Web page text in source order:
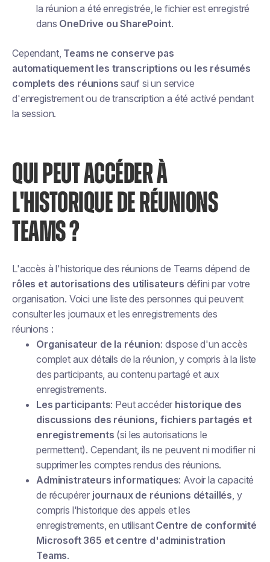
la réunion a été enregistrée, le fichier est enregistré
dans OneDrive ou SharePoint.
Cependant, Teams ne conserve pas
automatiquement les transcriptions ou les résumés
complets des réunions sauf si un service
d'enregistrement ou de transcription a été activé pendant
la session.
QUI PEUT ACCÉDER À
L'HISTORIQUE DE RÉUNIONS
TEAMS ?
L'accès à l'historique des réunions de Teams dépend de
rôles et autorisations des utilisateurs défini par votre
organisation. Voici une liste des personnes qui peuvent
consulter les journaux et les enregistrements des
réunions :
Organisateur de la réunion: dispose d'un accès
complet aux détails de la réunion, y compris à la liste
des participants, au contenu partagé et aux
enregistrements.
Les participants: Peut accéder historique des
discussions des réunions, fichiers partagés et
enregistrements (si les autorisations le
permettent). Cependant, ils ne peuvent ni modifier ni
supprimer les comptes rendus des réunions.
Administrateurs informatiques: Avoir la capacité
de récupérer journaux de réunions détaillés, y
compris l'historique des appels et les
enregistrements, en utilisant Centre de conformité
Microsoft 365 et centre d'administration
Teams.